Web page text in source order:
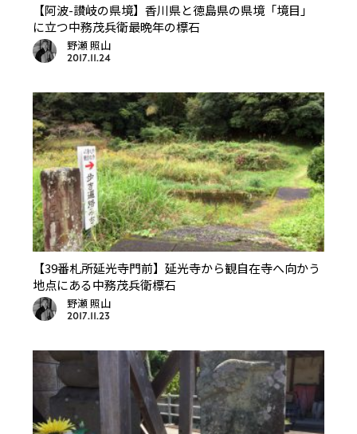
【阿波-讃岐の県境】香川県と徳島県の県境「境目」
に立つ中務茂兵衛最晩年の標石
野瀬 照山
2017.11.24
【39番札所延光寺門前】延光寺から観自在寺へ向かう
地点にある中務茂兵衛標石
野瀬 照山
2017.11.23